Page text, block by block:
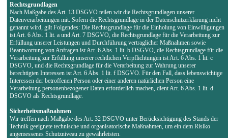
Rechtsgrundlagen
Nach Maßgabe des Art. 13 DSGVO teilen wir die Rechtsgrundlagen unserer
Datenverarbeitungen mit. Sofern die Rechtsgrundlage in der Datenschutzerklärung nicht
genannt wird, gilt Folgendes: Die Rechtsgrundlage für die Einholung von Einwilligungen
ist Art. 6 Abs. 1 lit. a und Art. 7 DSGVO, die Rechtsgrundlage für die Verarbeitung zur
Erfüllung unserer Leistungen und Durchführung vertraglicher Maßnahmen sowie
Beantwortung von Anfragen ist Art. 6 Abs. 1 lit. b DSGVO, die Rechtsgrundlage für die
Verarbeitung zur Erfüllung unserer rechtlichen Verpflichtungen ist Art. 6 Abs. 1 lit. c
DSGVO, und die Rechtsgrundlage für die Verarbeitung zur Wahrung unserer
berechtigten Interessen ist Art. 6 Abs. 1 lit. f DSGVO. Für den Fall, dass lebenswichtige
Interessen der betroffenen Person oder einer anderen natürlichen Person eine
Verarbeitung personenbezogener Daten erforderlich machen, dient Art. 6 Abs. 1 lit. d
DSGVO als Rechtsgrundlage.
Sicherheitsmaßnahmen
Wir treffen nach Maßgabe des Art. 32 DSGVO unter Berücksichtigung des Stands der
Technik geeignete technische und organisatorische Maßnahmen, um ein dem Risiko
angemessenes Schutzniveau zu gewährleisten.